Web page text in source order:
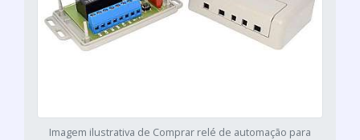
Imagem ilustrativa de Comprar relé de automação para